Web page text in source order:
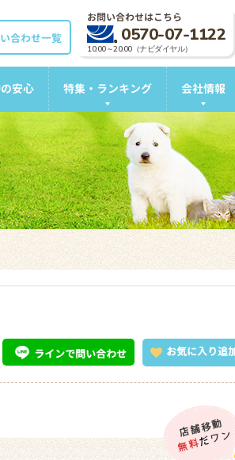
お問い合わせはこちら
0570-07-1122
10:00～20:00（ナビダイヤル）
合わせ一覧
安心 特集・ランキング 会社情報
お気に入り追
ラインで問い合わせ